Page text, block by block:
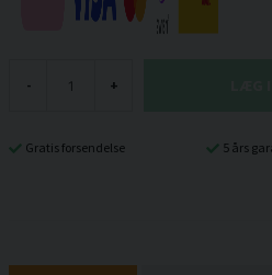
- +
Gratis forsendelse 5 års